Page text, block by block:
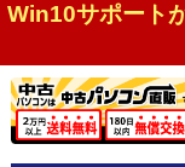
Win10サポート